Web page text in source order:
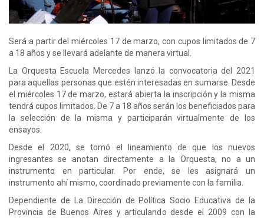
Será a partir del miércoles 17 de marzo, con cupos limitados de 7
a 18 años y se llevará adelante de manera virtual.
La Orquesta Escuela Mercedes lanzó la convocatoria del 2021
para aquellas personas que estén interesadas en sumarse. Desde
el miércoles 17 de marzo, estará abierta la inscripción y la misma
tendrá cupos limitados. De 7 a 18 años serán los beneficiados para
la selección de la misma y participarán virtualmente de los
ensayos.
Desde el 2020, se tomó el lineamiento de que los nuevos
ingresantes se anotan directamente a la Orquesta, no a un
instrumento en particular. Por ende, se les asignará un
instrumento ahí mismo, coordinado previamente con la familia.
Dependiente de La Dirección de Política Socio Educativa de la
Provincia de Buenos Aires y articulando desde el 2009 con la